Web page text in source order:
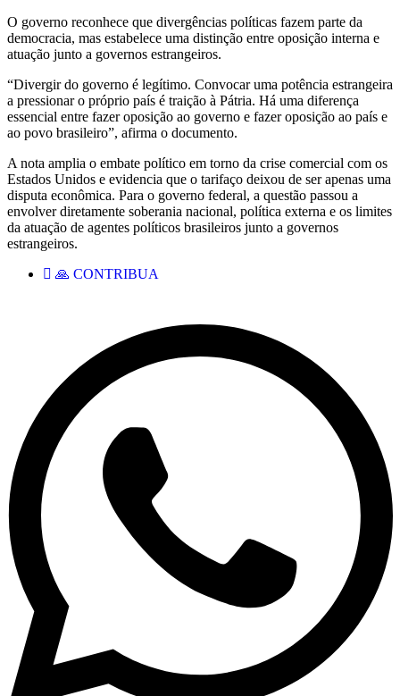
O governo reconhece que divergências políticas fazem parte da
democracia, mas estabelece uma distinção entre oposição interna e
atuação junto a governos estrangeiros.
“Divergir do governo é legítimo. Convocar uma potência estrangeira
a pressionar o próprio país é traição à Pátria. Há uma diferença
essencial entre fazer oposição ao governo e fazer oposição ao país e
ao povo brasileiro”, afirma o documento.
A nota amplia o embate político em torno da crise comercial com os
Estados Unidos e evidencia que o tarifaço deixou de ser apenas uma
disputa econômica. Para o governo federal, a questão passou a
envolver diretamente soberania nacional, política externa e os limites
da atuação de agentes políticos brasileiros junto a governos
estrangeiros.
🙏 CONTRIBUA